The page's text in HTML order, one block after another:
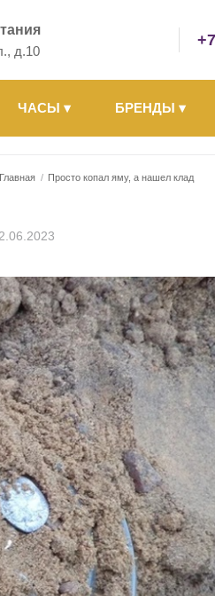
д.10
ЧАСЫ ▾ БРЕНДЫ ▾
Главная / Просто копал яму, а нашел клад